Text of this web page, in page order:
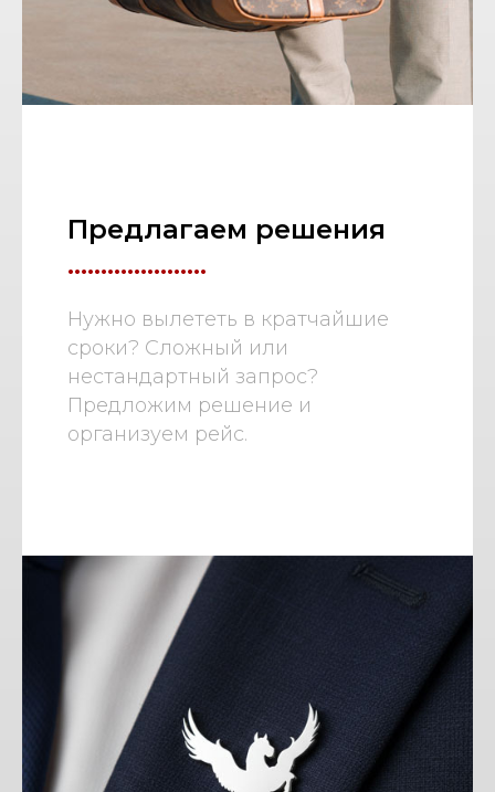
Предлагаем решения
.....................
Нужно вылететь в кратчайшие
сроки? Сложный или
нестандартный запрос?
Предложим решение и
организуем рейс.